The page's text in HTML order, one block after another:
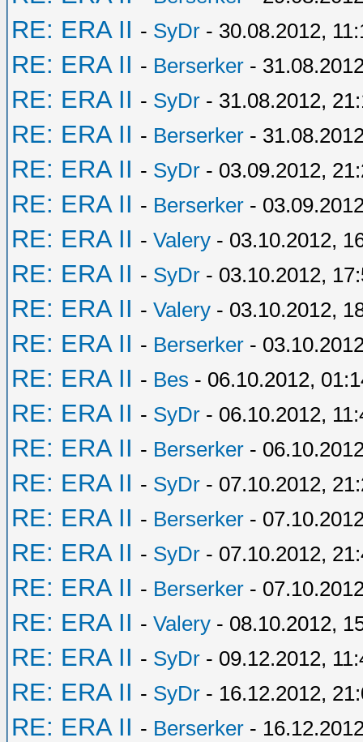
RE: ERA II - SyDr - 30.08.2012,
RE: ERA II - Berserker -
RE: ERA II - SyDr - 31.08.2012,
RE: ERA II - Berserker -
RE: ERA II - SyDr - 03.09.2012,
RE: ERA II - Berserker -
RE: ERA II - Valery - 03.10.2012,
RE: ERA II - SyDr - 03.10.2012,
RE: ERA II - Valery - 03.10.2012,
RE: ERA II - Berserker -
RE: ERA II - Bes - 06.10.2012,
RE: ERA II - SyDr - 06.10.2012,
RE: ERA II - Berserker -
RE: ERA II - SyDr - 07.10.2012,
RE: ERA II - Berserker -
RE: ERA II - SyDr - 07.10.2012,
RE: ERA II - Berserker -
RE: ERA II - Valery - 08.10.2012,
RE: ERA II - SyDr - 09.12.2012,
RE: ERA II - SyDr - 16.12.2012,
RE: ERA II - Berserker -